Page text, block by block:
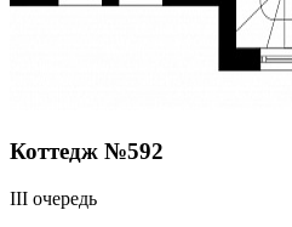
Коттедж №592
III очередь